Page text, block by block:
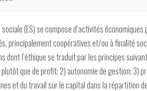
sociale (ES) se compose d’activités
principalement coopératives et/ou à finalité
dont l’éthique se traduit par les principes
que de profit; 2) autonomie de gestion; 3)
et du travail sur le capital dans la répartition